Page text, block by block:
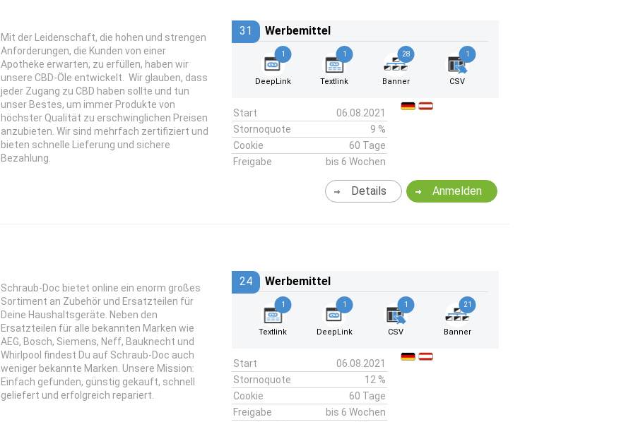
Mit der Leidenschaft, die hohen und strengen
Anforderungen, die Kunden von einer
Apotheke erwarten, zu erfüllen, haben wir
unsere CBD-Öle entwickelt. Wir glauben, dass
jeder Zugang zu CBD haben sollte und tun
unser Bestes, um immer Produkte von
höchster Qualität zu erschwinglichen Preisen
anzubieten. Wir sind mehrfach zertifiziert und
bieten schnelle Lieferung und sichere
Bezahlung.
31 Werbemittel
1
DeepLink
1
Textlink
28
Banner
1
CSV
Start
06.08.2021
Stornoquote
9 %
Cookie
60 Tage
Freigabe
bis 6 Wochen
Anmelden
Details
Schraub-Doc bietet online ein enorm großes
Sortiment an Zubehör und Ersatzteilen für
Deine Haushaltsgeräte. Neben den
Ersatzteilen für alle bekannten Marken wie
AEG, Bosch, Siemens, Neff, Bauknecht und
Whirlpool findest Du auf Schraub-Doc auch
weniger bekannte Marken. Unsere Mission:
Einfach gefunden, günstig gekauft, schnell
geliefert und erfolgreich repariert.
24 Werbemittel
1
Textlink
1
DeepLink
1
CSV
21
Banner
Start
06.08.2021
Stornoquote
12 %
Cookie
60 Tage
Freigabe
bis 6 Wochen